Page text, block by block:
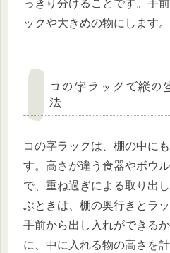
っきり分けることです。 手
ックや大きめの物にします。
コの字ラックで縦の
法
コの字ラックは、棚の中に
す。高さが違う食器やボウ
で、重ね過ぎによる取り出
ぶときは、棚の奥行きとラ
手前から出し入れができる
に、中に入れる物の高さを